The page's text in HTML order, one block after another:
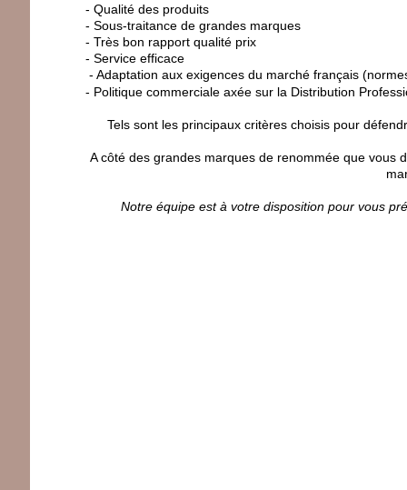
- Qualité des produits
- Sous-traitance de grandes marques
- Très bon rapport qualité prix
- Service efficace
- Adaptation aux exigences du marché français
- Politique commerciale axée sur la Distribution
Tels sont les principaux critères choisis pour
A côté des grandes marques de renommée que vous
Notre équipe est à votre disposition pour vous